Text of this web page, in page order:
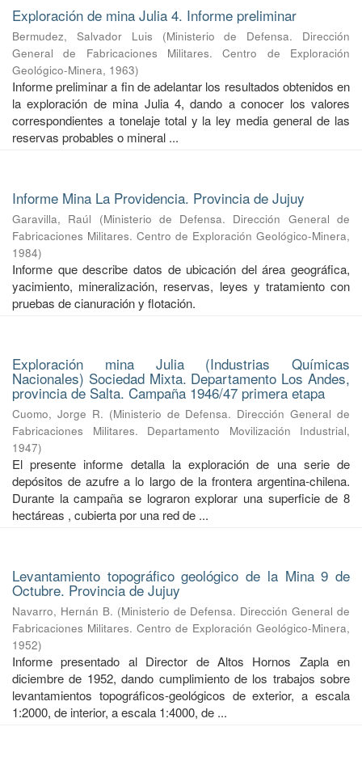
Exploración de mina Julia 4. Informe preliminar
Bermudez, Salvador Luis (Ministerio de Defensa. Dirección
General de Fabricaciones Militares. Centro de Exploración
Geológico-Minera, 1963)
Informe preliminar a fin de adelantar los resultados obtenidos en
la exploración de mina Julia 4, dando a conocer los valores
correspondientes a tonelaje total y la ley media general de las
reservas probables o mineral ...
Informe Mina La Providencia. Provincia de Jujuy
Garavilla, Raúl (Ministerio de Defensa. Dirección General de
Fabricaciones Militares. Centro de Exploración Geológico-Minera,
1984)
Informe que describe datos de ubicación del área geográfica,
yacimiento, mineralización, reservas, leyes y tratamiento con
pruebas de cianuración y flotación.
Exploración mina Julia (Industrias Químicas
Nacionales) Sociedad Mixta. Departamento Los Andes,
provincia de Salta. Campaña 1946/47 primera etapa
Cuomo, Jorge R. (Ministerio de Defensa. Dirección General de
Fabricaciones Militares. Departamento Movilización Industrial,
1947)
El presente informe detalla la exploración de una serie de
depósitos de azufre a lo largo de la frontera argentina-chilena.
Durante la campaña se lograron explorar una superficie de 8
hectáreas , cubierta por una red de ...
Levantamiento topográfico geológico de la Mina 9 de
Octubre. Provincia de Jujuy
Navarro, Hernán B. (Ministerio de Defensa. Dirección General de
Fabricaciones Militares. Centro de Exploración Geológico-Minera,
1952)
Informe presentado al Director de Altos Hornos Zapla en
diciembre de 1952, dando cumplimiento de los trabajos sobre
levantamientos topográficos-geológicos de exterior, a escala
1:2000, de interior, a escala 1:4000, de ...